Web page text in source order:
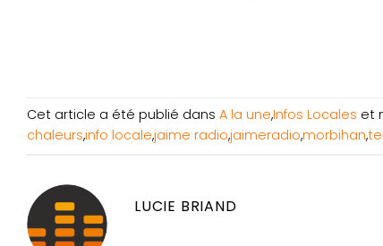
Cet article a été publié dans A la une,Infos Locales et
chaleurs,info locale,jaime radio,jaimeradio,morbihan,
LUCIE BRIAND